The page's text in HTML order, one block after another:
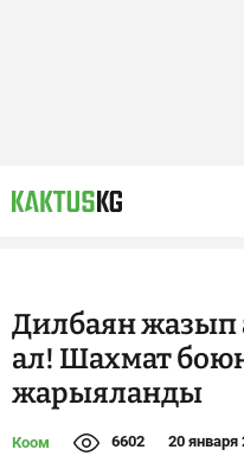
Дилбаян
ал! Шахмат
жарыяланды
Коом 6602 20 января